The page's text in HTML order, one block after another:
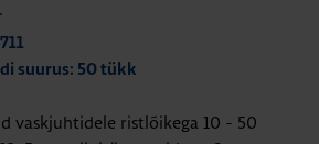
suurus: 50 tükk
vaskjuhtidele ristlõikega 10 - 50